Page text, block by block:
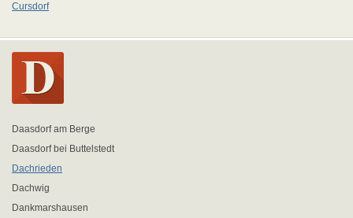
Cursdorf
Daasdorf am Berge
Daasdorf bei Buttelstedt
Dachrieden
Dachwig
Dankmarshausen